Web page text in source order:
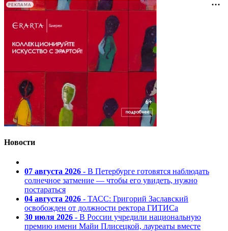
РЕКЛАМА
Новости
07 августа 2026 - В Петербурге готовятся наблюдать
солнечное затмение — чтобы его увидеть, нужно
постараться
04 августа 2026 - ТАСС: Григорий Заславский
освобожден от должности ректора ГИТИСа
30 июля 2026 - В России учредили национальную
премию имени Майи Плисецкой, лауреаты вместе